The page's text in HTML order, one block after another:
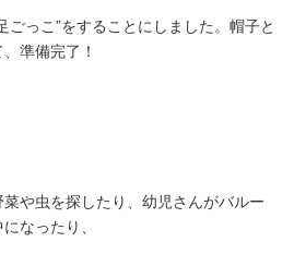
っこ”をすることにしました。帽子と
準備完了！
や虫を探したり、幼児さんがバルー
なったり、